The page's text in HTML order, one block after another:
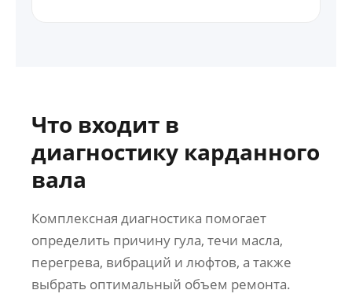
Что входит в
диагностику карданного
вала
Комплексная диагностика помогает
определить причину гула, течи масла,
перегрева, вибраций и люфтов, а также
выбрать оптимальный объем ремонта.